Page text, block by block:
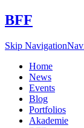
BFF
Skip Navigation
Home
News
Events
Blog
Portfolios
Akademie